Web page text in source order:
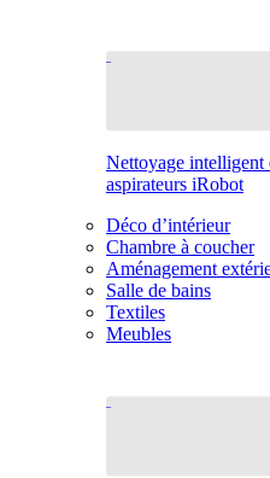
Nettoyage intelligent
aspirateurs iRobot
Déco d’intérieur
Chambre à coucher
Aménagement
Salle de bains
Textiles
Meubles